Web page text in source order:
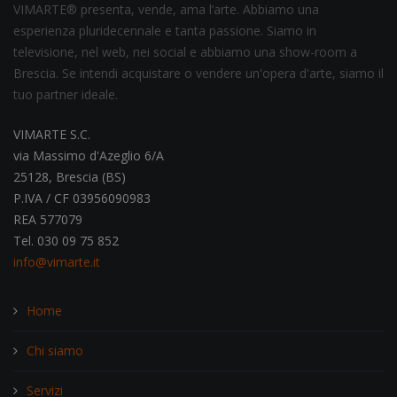
VIMARTE® presenta, vende, ama l’arte. Abbiamo una
esperienza pluridecennale e tanta passione. Siamo in
televisione, nel web, nei social e abbiamo una show-room a
Brescia. Se intendi acquistare o vendere un'opera d'arte, siamo il
tuo partner ideale.
VIMARTE S.C.
via Massimo d'Azeglio 6/A
25128, Brescia (BS)
P.IVA / CF 03956090983
REA 577079
Tel. 030 09 75 852
info@vimarte.it
Home
Chi siamo
Servizi